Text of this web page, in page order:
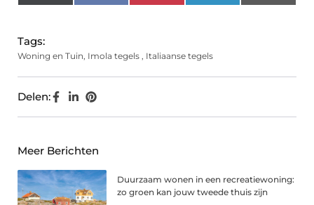
(Twitter)
Tags:
Woning en Tuin, Imola tegels , Italiaanse tegels
Delen:
Meer Berichten
Duurzaam wonen in een recreatiewoning:
zo groen kan jouw tweede thuis zijn